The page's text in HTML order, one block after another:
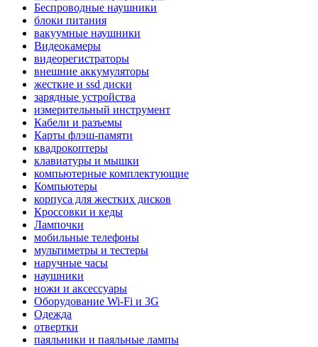
Беспроводные наушники
блоки питания
вакуумные наушники
Видеокамеры
видеорегистраторы
внешние аккумуляторы
жесткие и ssd диски
зарядные устройства
измерительный инструмент
Кабели и разъемы
Карты флэш-памяти
квадрокоптеры
клавиатуры и мышки
компьютерные комплектующие
Компьютеры
корпуса для жестких дисков
Кроссовки и кеды
Лампочки
мобильные телефоны
мультиметры и тестеры
наручные часы
наушники
ножи и аксессуары
Оборудование Wi-Fi и 3G
Одежда
отвертки
паяльники и паяльные лампы